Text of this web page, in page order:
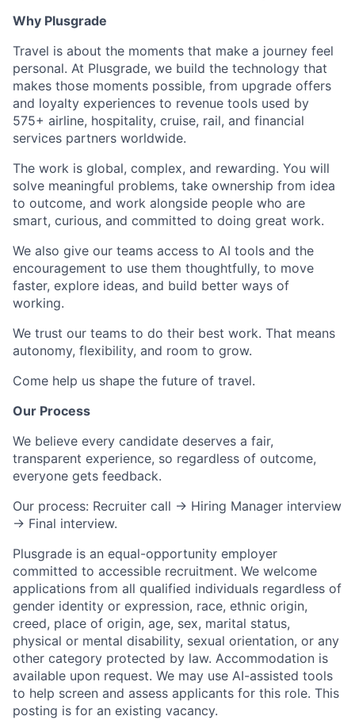
Why Plusgrade
Travel is about the moments that make a journey feel
personal. At Plusgrade, we build the technology that
makes those moments possible, from upgrade offers
and loyalty experiences to revenue tools used by
575+ airline, hospitality, cruise, rail, and financial
services partners worldwide.
The work is global, complex, and rewarding. You will
solve meaningful problems, take ownership from idea
to outcome, and work alongside people who are
smart, curious, and committed to doing great work.
We also give our teams access to AI tools and the
encouragement to use them thoughtfully, to move
faster, explore ideas, and build better ways of
working.
We trust our teams to do their best work. That means
autonomy, flexibility, and room to grow.
Come help us shape the future of travel.
Our Process
We believe every candidate deserves a fair,
transparent experience, so regardless of outcome,
everyone gets feedback.
Our process: Recruiter call → Hiring Manager interview
→ Final interview.
Plusgrade is an equal-opportunity employer
committed to accessible recruitment. We welcome
applications from all qualified individuals regardless of
gender identity or expression, race, ethnic origin,
creed, place of origin, age, sex, marital status,
physical or mental disability, sexual orientation, or any
other category protected by law. Accommodation is
available upon request. We may use AI-assisted tools
to help screen and assess applicants for this role. This
posting is for an existing vacancy.